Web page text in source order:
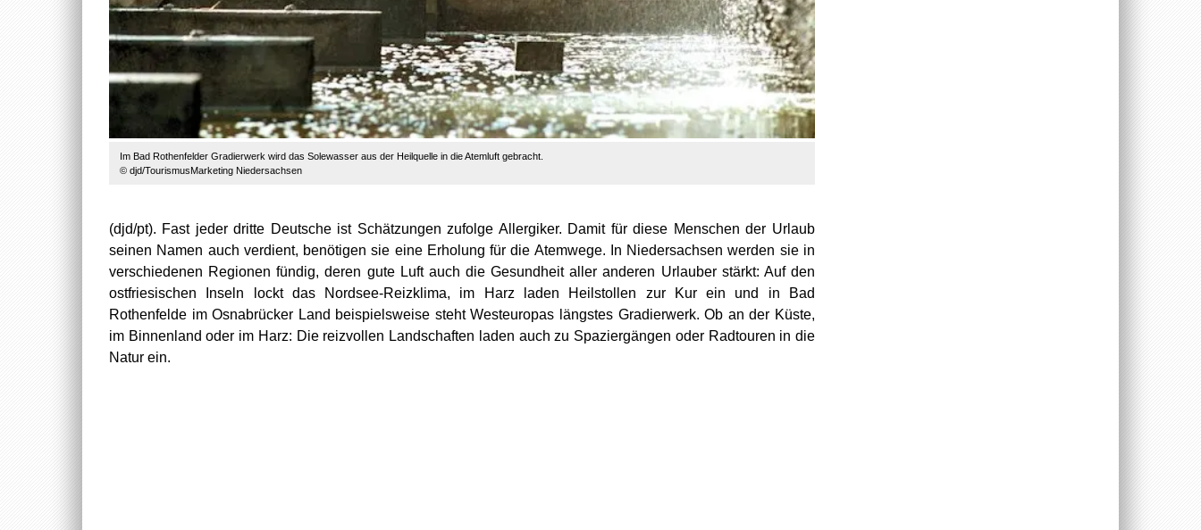
Im Bad Rothenfelder Gradierwerk wird das Solewasser aus der Heilquelle in die Atemluft gebracht.
© djd/TourismusMarketing Niedersachsen
(djd/pt). Fast jeder dritte Deutsche ist Schätzungen zufolge Allergiker. Damit für diese Menschen der Urlaub
seinen Namen auch verdient, benötigen sie eine Erholung für die Atemwege. In Niedersachsen werden sie in
verschiedenen Regionen fündig, deren gute Luft auch die Gesundheit aller anderen Urlauber stärkt: Auf den
ostfriesischen Inseln lockt das Nordsee-Reizklima, im Harz laden Heilstollen zur Kur ein und in Bad
Rothenfelde im Osnabrücker Land beispielsweise steht Westeuropas längstes Gradierwerk. Ob an der Küste,
im Binnenland oder im Harz: Die reizvollen Landschaften laden auch zu Spaziergängen oder Radtouren in die
Natur ein.